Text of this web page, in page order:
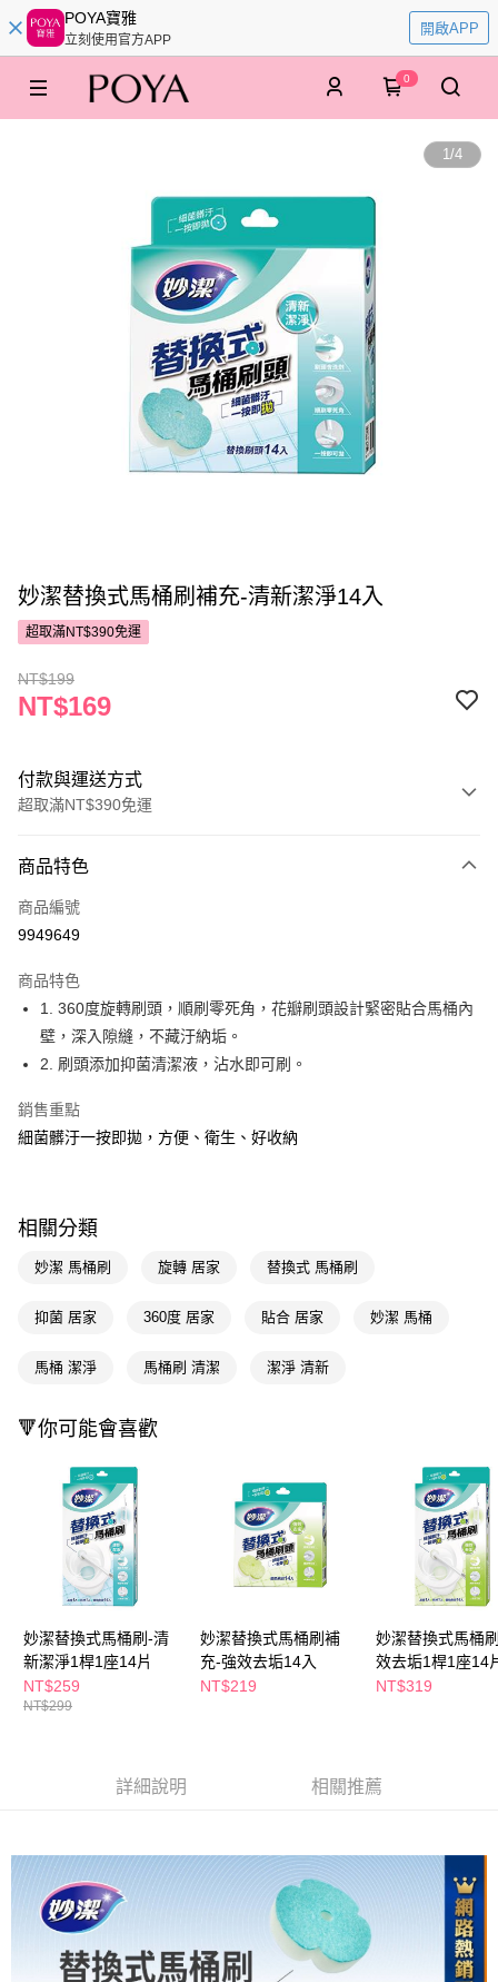
POYA寶雅
立刻使用官方APP
開啟APP
0
1/4
妙潔替換式馬桶刷補充-清新潔淨14入
超取滿NT$390免運
NT$199
NT$169
付款與運送方式
超取滿NT$390免運
POYA支付
信用卡一次付款
LINE Pay
Apple Pay
悠遊付
相關說明
【關於「AFTEE先享後付」】
１．簡單：不需註冊會員、不需綁卡、不需儲值。
３．安心：先確認商品／服務後，再付款。
１．於結帳方式選擇「AFTEE先享後付」後，將跳轉至「AFTEE先享後付」
結帳頁面，進行簡訊認證並確認金額後，即可完成結帳。
３．收到繳費通知簡訊後14天內，點擊此簡訊中的連結，可透過四大超商／
ATM／網路銀行／等多元方式進行付款，方視為交易完成。
※ 請注意：結帳手續完成當下不需立刻繳費，但若您需要取消訂單，請聯絡
購買商品的店家。未經商家同意取消之訂單仍視為有效，需透過AFTEE先享
後付繳納相關費用。
※ 交易是否成功請以「AFTEE先享後付 」之結帳頁面顯示為準，若有關於
是否繳費成功／繳費後需取消欲退款等相關疑問，請聯繫「AFTEE先享後付
【注意事項】
１．透過由恩沛科技股份有限公司提供之「AFTEE先享後付」服務完成之交
易，需依本服務之必要範圍內提供個人資料，並將交易相關給付款項請求債
３．未成年的使用者請事先徵得法定代理人或監護人之同意方可使用
時審查核予不同之上限額度；若仍有額度不足之情形，本公司將視審查結果
請求用戶進行身份認證。
５．嚴禁一人註冊多個帳號或使用他人資訊註冊。若發現惡意使用之情形，
恩沛科技股份有限公司將有權停止該用戶之使用額度並採取法律行動。
即享券
全家取貨付款
付款後全家取貨
每筆NT$65，滿NT$390(含以上)免運費
萊爾富取貨付款
每筆NT$65，滿NT$490(含以上)免運費
付款後萊爾富取貨
每筆NT$65，滿NT$490(含以上)免運費
7-11取貨付款
每筆NT$65，滿NT$490(含以上)免運費
付款後寶雅門市自取(由倉庫統一出貨)
每筆NT$80，滿NT$290(含以上)免運費
商品特色
商品編號
9949649
商品特色
1. 360度旋轉刷頭，順刷零死角，花瓣刷頭設計緊密貼合馬桶內
壁，深入隙縫，不藏汙納垢。
2. 刷頭添加抑菌清潔液，沾水即可刷。
銷售重點
細菌髒汙一按即拋，方便、衛生、好收納
相關分類
妙潔 馬桶刷 旋轉 居家 替換式 馬桶刷
抑菌 居家 360度 居家 貼合 居家 妙潔 馬桶
馬桶 潔淨 馬桶刷 清潔 潔淨 清新
🔻你可能會喜歡
妙潔替換式馬桶刷-清
新潔淨1桿1座14片
NT$259
NT$299
妙潔替換式馬桶刷補
充-強效去垢14入
NT$219
妙潔替換式馬桶
效去垢1桿1座14
NT$319
詳細說明 相關推薦